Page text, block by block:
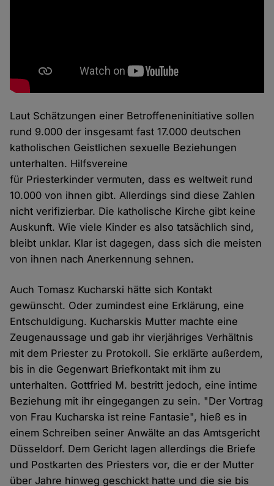
Laut Schätzungen einer Betroffeneninitiative sollen
rund 9.000 der insgesamt fast 17.000 deutschen
katholischen Geistlichen sexuelle Beziehungen
unterhalten. Hilfsvereine
für Priesterkinder vermuten, dass es weltweit rund
10.000 von ihnen gibt. Allerdings sind diese Zahlen
nicht verifizierbar. Die katholische Kirche gibt keine
Auskunft. Wie viele Kinder es also tatsächlich sind,
bleibt unklar. Klar ist dagegen, dass sich die meisten
von ihnen nach Anerkennung sehnen.
Auch Tomasz Kucharski hätte sich Kontakt
gewünscht. Oder zumindest eine Erklärung, eine
Entschuldigung. Kucharskis Mutter machte eine
Zeugenaussage und gab ihr vierjähriges Verhältnis
mit dem Priester zu Protokoll. Sie erklärte außerdem,
bis in die Gegenwart Briefkontakt mit ihm zu
unterhalten. Gottfried M. bestritt jedoch, eine intime
Beziehung mit ihr eingegangen zu sein. "Der Vortrag
von Frau Kucharska ist reine Fantasie", hieß es in
einem Schreiben seiner Anwälte an das Amtsgericht
Düsseldorf. Dem Gericht lagen allerdings die Briefe
und Postkarten des Priesters vor, die er der Mutter
über Jahre hinweg geschickt hatte und die sie bis